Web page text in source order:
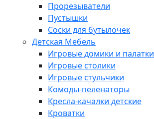
Прорезыватели
Пустышки
Соски для бутылочек
Детская Мебель
Игровые домики и палатки
Игровые столики
Игровые стульчики
Комоды-пеленаторы
Кресла-качалки детские
Кроватки